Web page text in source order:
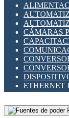
SENSORES
VARIACS
OTROS
RELÉS
RELÉS DE
RELÉS DE
RELÉS
RELÉS
SENSORES
CÁMARAS
ETHERNET
EXTENSOR
GATEWAY
GESTIÓN